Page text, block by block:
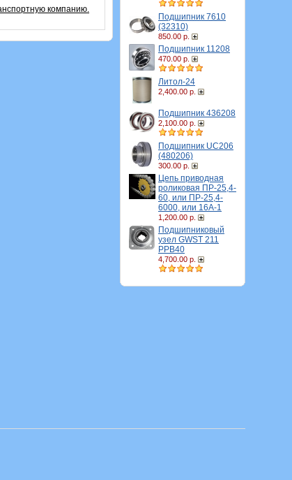
Подшипник 7610
(32310)
850.00 р.
Подшипник 11208
470.00 р.
Литол-24
2,400.00 р.
Подшипник 436208
2,100.00 р.
Подшипник UC206
(480206)
300.00 р.
Цепь приводная
роликовая ПР-25,4-
60, или ПР-25,4-
6000, или 16A-1
1,200.00 р.
Подшипниковый
узел GWST 211
PPB40
4,700.00 р.
компанию.